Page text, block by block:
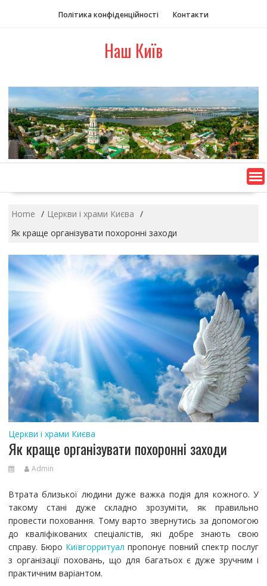
t
Політика конфіденційності Контакти
Наш Київ
Home
Церкви і храми Києва
Як краще організувати похоронні заходи
Церкви і храми Києва
Як краще організувати похоронні заходи
Admin
Втрата близької людини дуже важка подія для кожного. У
такому стані дуже складно зрозуміти, як правильно
провести поховання. Тому варто звернутись за допомогою
до кваліфікованих спеціалістів, які добре знають свою
справу. Бюро Київгорритуал пропонує повний спектр послуг
з організації поховань, що для багатьох є дуже зручним і
практичним варіантом.